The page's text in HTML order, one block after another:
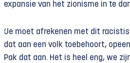
expansie van het zionisme in te
‘Je moet afrekenen met dit
dat aan een volk toebehoort,
Pak dat aan. Het is heel eng, we